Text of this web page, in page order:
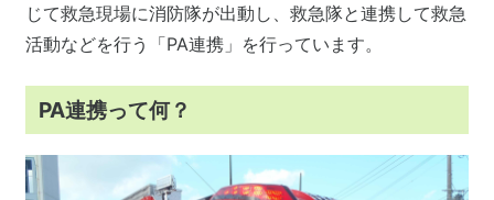
じて救急現場に消防隊が出動し、救急隊と連携して救急
活動などを行う「PA連携」を行っています。
PA連携って何？